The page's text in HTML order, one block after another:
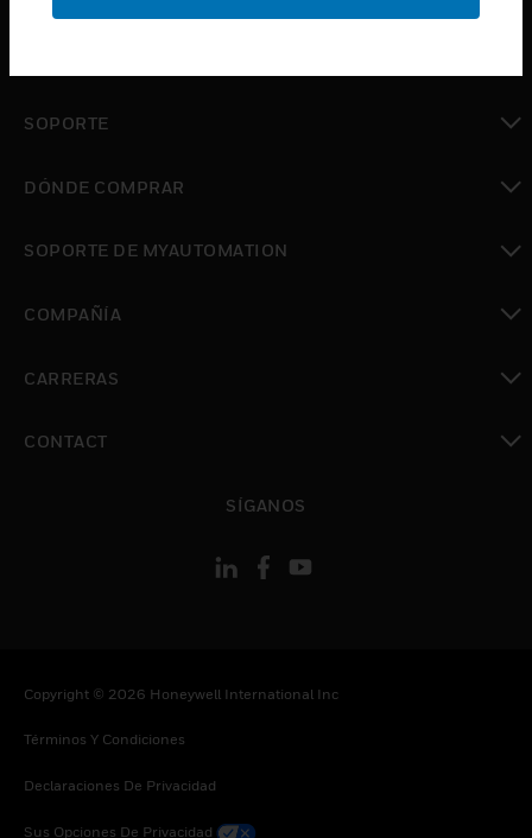
SOPORTE
DÓNDE COMPRAR
SOPORTE DE MYAUTOMATION
COMPAÑÍA
CARRERAS
CONTACT
SÍGANOS
Copyright © 2026 Honeywell International Inc
Términos Y Condiciones
Declaraciones De Privacidad
Sus Opciones De Privacidad